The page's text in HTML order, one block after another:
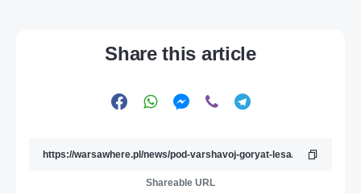
Share this article
Shareable URL